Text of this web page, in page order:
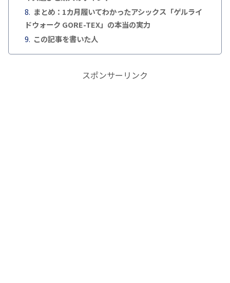
まとめ：1カ月履いてわかったアシックス「ゲルライ
ドウォーク GORE-TEX」の本当の実力
この記事を書いた人
スポンサーリンク